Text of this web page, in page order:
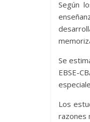
Según
Se
EBSE-
Los
razones